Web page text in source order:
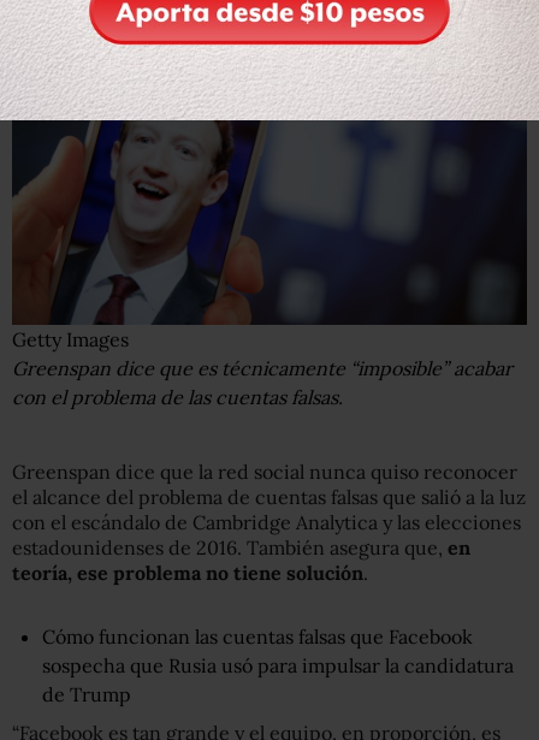
Getty Images
Greenspan dice que es técnicamente “imposible” acabar
con el problema de las cuentas falsas.
Greenspan dice que la red social nunca quiso reconocer
el alcance del problema de cuentas falsas que salió a la luz
con el escándalo de Cambridge Analytica y las elecciones
estadounidenses de 2016. También asegura que, en
teoría, ese problema no tiene solución.
Cómo funcionan las cuentas falsas que Facebook
sospecha que Rusia usó para impulsar la candidatura
de Trump
“Facebook es tan grande y el equipo, en proporción, es